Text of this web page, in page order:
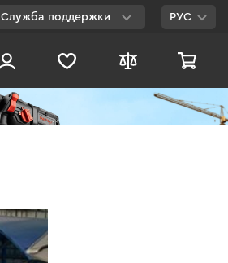
Служба поддержки
0 800 200 500
Бесплатно по
РУС